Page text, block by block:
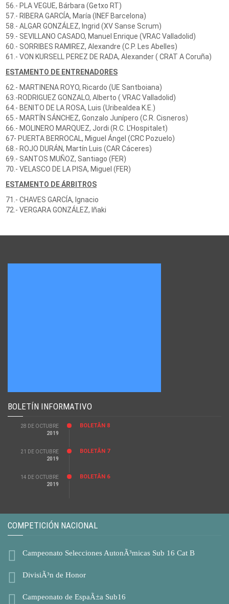
56.- PLA VEGUE, Bárbara (Getxo RT)
57.- RIBERA GARCÍA, María (INEF Barcelona)
58.- ALGAR GONZÁLEZ, Ingrid (XV Sanse Scrum)
59.- SEVILLANO CASADO, Manuel Enrique (VRAC Valladolid)
60.- SORRIBES RAMIREZ, Alexandre (C.P. Les Abelles)
61.- VON KURSELL PEREZ DE RADA, Alexander ( CRAT A Coruña)
ESTAMENTO DE ENTRENADORES
62.- MARTINENA ROYO, Ricardo (UE Santboiana)
63.-RODRIGUEZ GONZALO, Alberto ( VRAC Valladolid)
64.- BENITO DE LA ROSA, Luis (Uribealdea K.E.)
65.- MARTÍN SÁNCHEZ, Gonzalo Junípero (C.R. Cisneros)
66.- MOLINERO MARQUEZ, Jordi (R.C. L’Hospitalet)
67- PUERTA BERROCAL, Miguel Ángel (CRC Pozuelo)
68.- ROJO DURÁN, Martín Luis (CAR Cáceres)
69.- SANTOS MUÑOZ, Santiago (FER)
70.- VELASCO DE LA PISA, Miguel (FER)
ESTAMENTO DE ÁRBITROS
71.- CHAVES GARCÍA, Ignacio
72.- VERGARA GONZÁLEZ, Iñaki
BOLETÍN INFORMATIVO
28 DE OCTUBRE
2019
BOLETÃ­N 8
21 DE OCTUBRE
2019
BOLETÃ­N 7
14 DE OCTUBRE
2019
BOLETÃ­N 6
COMPETICIÓN NACIONAL
Campeonato Selecciones AutonÃ³micas Sub 16 Cat B
DivisiÃ³n de Honor
Campeonato de EspaÃ±a Sub16